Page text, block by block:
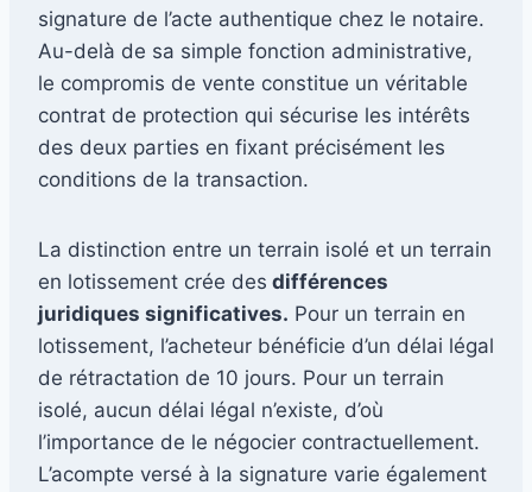
signature de l’acte authentique chez le notaire.
Au-delà de sa simple fonction administrative,
le compromis de vente constitue un véritable
contrat de protection qui sécurise les intérêts
des deux parties en fixant précisément les
conditions de la transaction.
La distinction entre un terrain isolé et un terrain
en lotissement crée des différences
juridiques significatives. Pour un terrain en
lotissement, l’acheteur bénéficie d’un délai légal
de rétractation de 10 jours. Pour un terrain
isolé, aucun délai légal n’existe, d’où
l’importance de le négocier contractuellement.
L’acompte versé à la signature varie également